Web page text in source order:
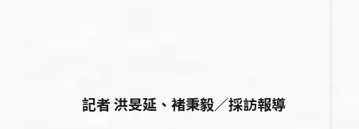
記者 洪旻延、褚秉毅／採訪報導